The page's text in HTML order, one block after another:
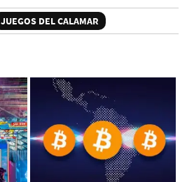
JUEGOS DEL CALAMAR